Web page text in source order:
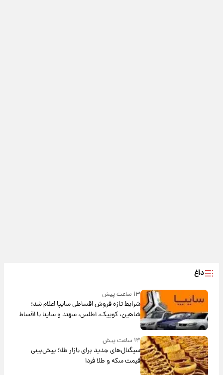
داغ
۱۳ ساعت پیش
شرایط تازه فروش اقساطی سایپا اعلام شد؛
شاهین، کوییک، اطلس، سهند و ساینا با اقساط
بلندمدت + جدول
۱۴ ساعت پیش
سیگنال‌های جدید برای بازار طلا؛ پیش‌بینی
قیمت سکه و طلا فردا